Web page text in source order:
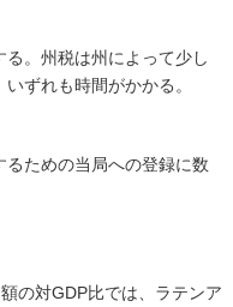
。州税は州によって少し
ずれも時間がかかる。
ための当局への登録に数
の対GDP比では、ラテンア